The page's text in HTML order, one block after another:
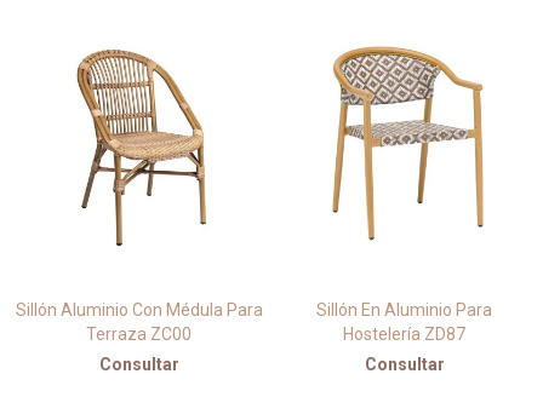
Sillón Aluminio Con Médula Para
Terraza ZC00
Consultar
Sillón En Aluminio Para
Hostelería ZD87
Consultar